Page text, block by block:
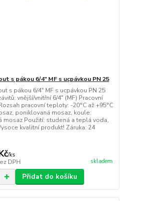
s pákou 6/4" MF s ucpávkou PN 25
s pákou 6/4" MF s ucpávkou PN 25
vnější/vnitřní 6/4" (MF) Pracovní
pracovní teploty: -20°C až +95°C
poniklovaná mosaz, koule:
mosaz Použití: studená a teplá voda,
kvalitní produkt! Záruka: 24
/ks
DPH skladem
Přidat do košíku